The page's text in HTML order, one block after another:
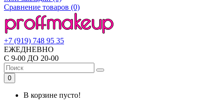
Сравнение товаров (0)
+7 (919) 748 95 35
ЕЖЕДНЕВНО
С 9-00 ДО 20-00
0
В корзине пусто!